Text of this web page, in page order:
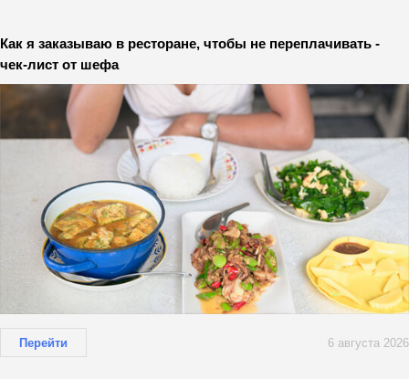
Как я заказываю в ресторане, чтобы не переплачивать -
чек-лист от шефа
Перейти 6 августа 2026